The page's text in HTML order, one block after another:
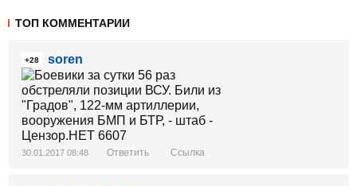
ТОП КОММЕНТАРИИ
+28 soren
30.01.2017 08:48 Ответить Ссылка